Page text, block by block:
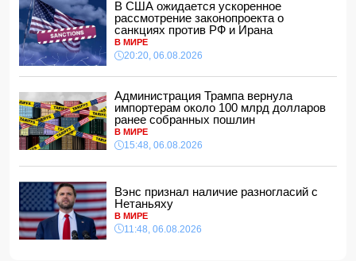
15:08, 06.08.2026
Конфликт из-за бабушки: в Шамахинском районе пастух
избил жену
15:00, 06.08.2026
на Венере
14:48, 06.08.2026
В Баку 40-летний мужчина погиб, упав с балкона
14:40, 06.08.2026
Джейхун Байрамов: В случае необходимости мы будем
рады поставлять газ и дружественной Украине
14:34, 06.08.2026
За семь месяцев гражданам возвращено более 191 млн
манатов
14:28, 06.08.2026
В США ожидается ускоренное
рассмотрение законопроекта о
санкциях против РФ и Ирана
В МИРЕ
20:20, 06.08.2026
Администрация Трампа вернула
импортерам около 100 млрд долларов
ранее собранных пошлин
В МИРЕ
15:48, 06.08.2026
Вэнс признал наличие разногласий с
Нетаньяху
В МИРЕ
11:48, 06.08.2026